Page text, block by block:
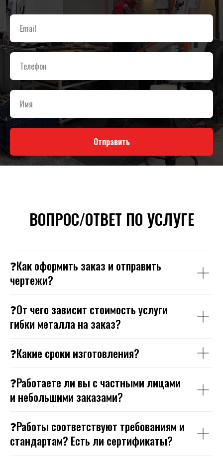
Отправить
ВОПРОС/ОТВЕТ ПО УСЛУГЕ
❓Как оформить заказ и отправить
чертежи?
❓От чего зависит стоимость услуги
гибки металла на заказ?
❓Какие сроки изготовления?
❓Работаете ли вы с частными лицами
и небольшими заказами?
❓Работы соответствуют требованиям и
стандартам? Есть ли сертификаты?